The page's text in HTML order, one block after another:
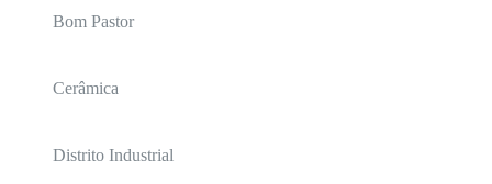
Bom Pastor
Cerâmica
Distrito Industrial